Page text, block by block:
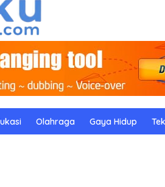
Olahraga Gaya Hidup